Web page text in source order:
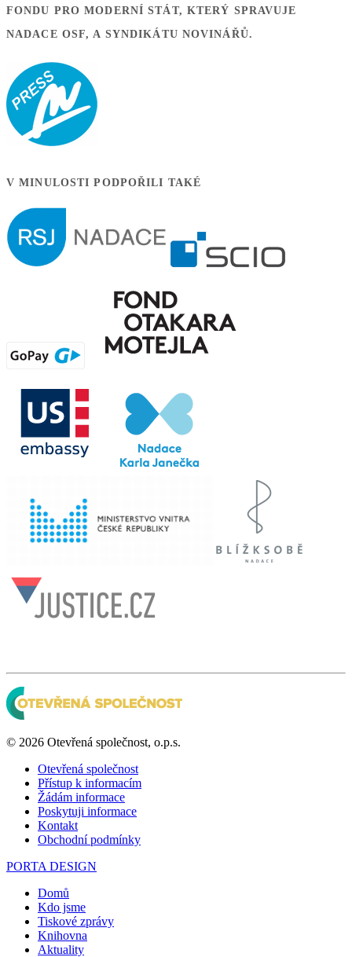
FONDU PRO MODERNÍ STÁT, KTERÝ SPRAVUJE
NADACE OSF, A SYNDIKÁTU NOVINÁŘŮ.
V MINULOSTI PODPOŘILI TAKÉ
© 2026 Otevřená společnost, o.p.s.
Otevřená společnost
Přístup k informacím
Žádám informace
Poskytuji informace
Kontakt
Obchodní podmínky
PORTA DESIGN
Domů
Kdo jsme
Tiskové zprávy
Knihovna
Aktuality